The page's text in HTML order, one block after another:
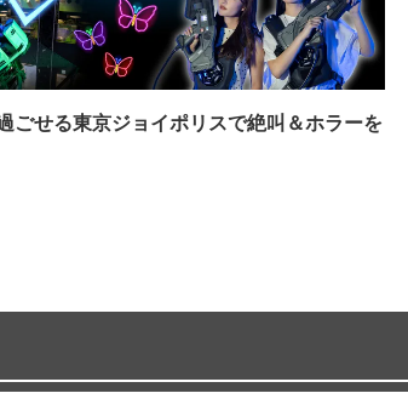
ごせる東京ジョイポリスで絶叫＆ホラーを